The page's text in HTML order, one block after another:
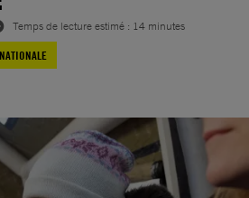
Temps de lecture estimé : 14 minutes